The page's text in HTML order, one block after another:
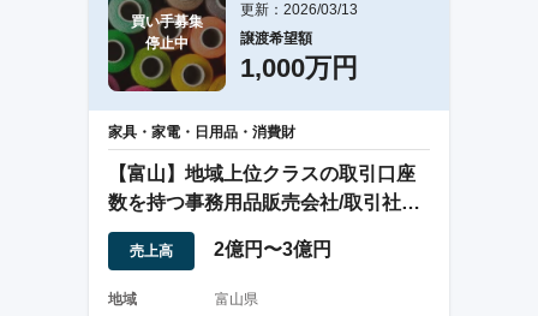
買い手募集
停止中
更新：2026/03/13
譲渡希望額
1,000万円
家具・家電・日用品・消費財
【富山】地域上位クラスの取引口座
数を持つ事務用品販売会社/取引社数
千数百社
売上高 2億円〜3億円
地域
富山県